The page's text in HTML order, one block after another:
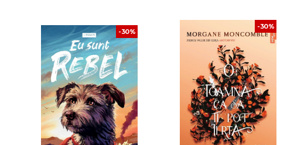
-30%
-30%